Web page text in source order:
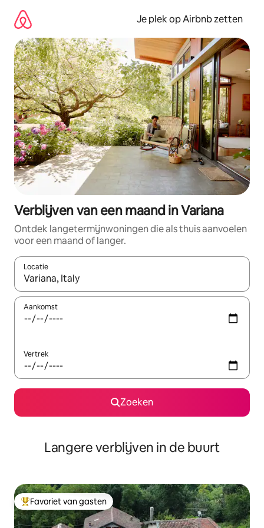
direct
naar
inhoud
Je plek op Airbnb zetten
Verblijven van een maand in Variana
Ontdek langetermijnwoningen die als thuis aanvoelen
voor een maand of langer.
Locatie
Wanneer er resultaten beschikbaar zijn, maak je een keuze
Aankomst
Vertrek
Zoeken
Langere verblijven in de buurt
Topfavoriet van gasten
Favoriet van gasten